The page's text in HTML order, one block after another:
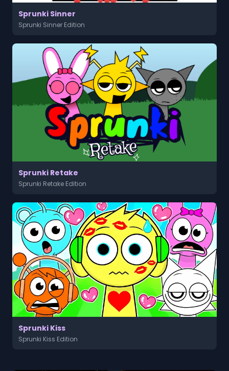
Sprunki Sinner
Sprunki Sinner Edition
Sprunki Retake
Sprunki Retake Edition
Sprunki Kiss
Sprunki Kiss Edition